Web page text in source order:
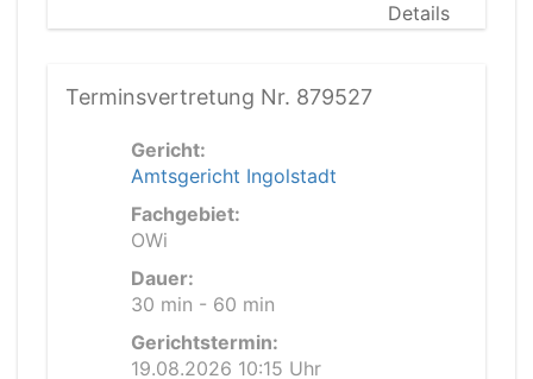
Details
Terminsvertretung Nr. 879527
Gericht:
Amtsgericht Ingolstadt
Fachgebiet:
OWi
Dauer:
30 min - 60 min
Gerichtstermin:
19.08.2026 10:15 Uhr